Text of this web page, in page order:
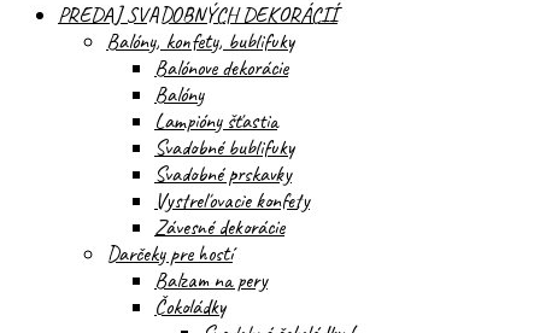
PREDAJ SVADOBNÝCH DEKORÁCIÍ
Balóny, konfety, bublifuky
Balónove dekorácie
Balóny
Lampióny šťastia
Svadobné bublifuky
Svadobné prskavky
Vystreľovacie konfety
Závesné dekorácie
Darčeky pre hostí
Balzam na pery
Čokoládky